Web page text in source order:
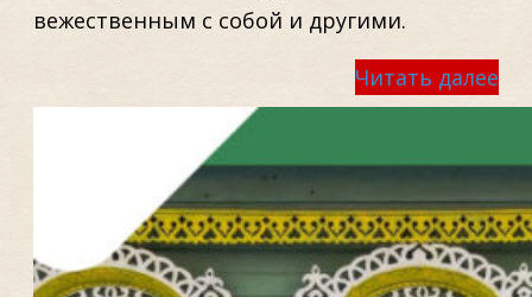
вежественным с собой и другими.
Читать далее